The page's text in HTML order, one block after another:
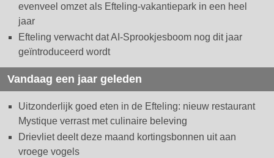
evenveel omzet als Efteling-vakantiepark in een heel
jaar
Efteling verwacht dat AI-Sprookjesboom nog dit jaar
geïntroduceerd wordt
Vandaag een jaar geleden
Uitzonderlijk goed eten in de Efteling: nieuw restaurant
Mystique verrast met culinaire beleving
Drievliet deelt deze maand kortingsbonnen uit aan
vroege vogels